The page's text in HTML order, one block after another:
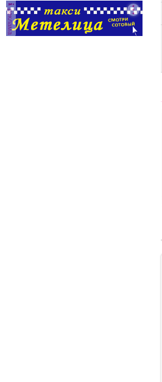
получая
вознаграждение в
размере 10000 рублей
за каждого принятого
реклама